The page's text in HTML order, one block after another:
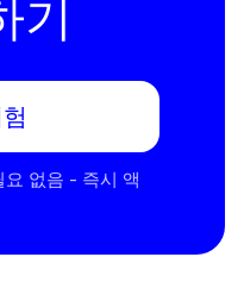
없음 - 즉시 액